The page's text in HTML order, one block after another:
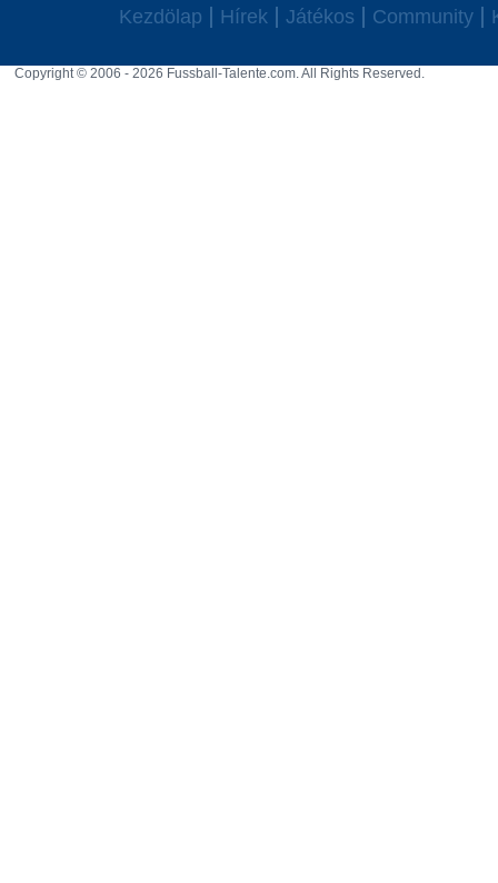
Kezdölap Hírek Játékos Community
Copyright © 2006 - 2026 Fussball-Talente.com. All Rights Reserved.